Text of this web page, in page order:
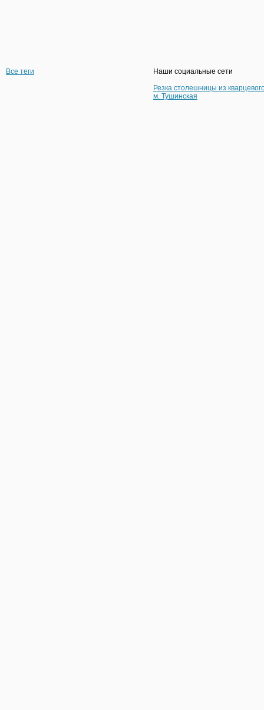
Все теги
Наши социальные сети
Резка столешницы из
м. Тушинская